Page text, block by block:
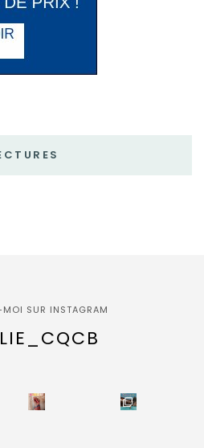
MOI SUR INSTAGRAM